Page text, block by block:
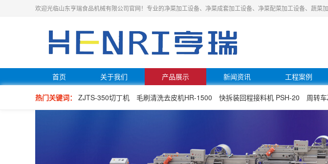
欢迎光临山东亨瑞食品机械有限公司官网！专业的净菜加工设备、净菜成套加工设备、净菜配菜加工设备、蔬菜
首页 关于我们 产品展示 新闻资讯 工程案例
热门关键词： ZJTS-350切丁机 毛刷清洗去皮机HR-1500 快拆装回程接料机 PSH-20 周转